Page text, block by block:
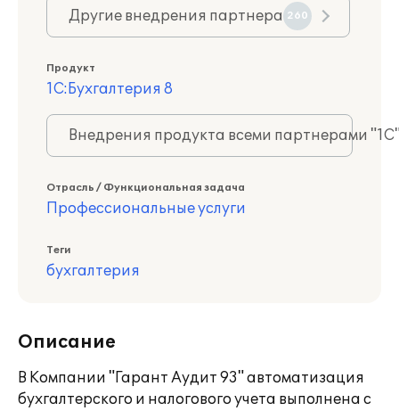
Другие внедрения партнера 260
Продукт
1С:Бухгалтерия 8
Внедрения продукта всеми партнерами
Отрасль / Функциональная задача
Профессиональные услуги
Теги
бухгалтерия
Описание
В Компании "Гарант Аудит 93" автоматизация
бухгалтерского и налогового учета выполнена с